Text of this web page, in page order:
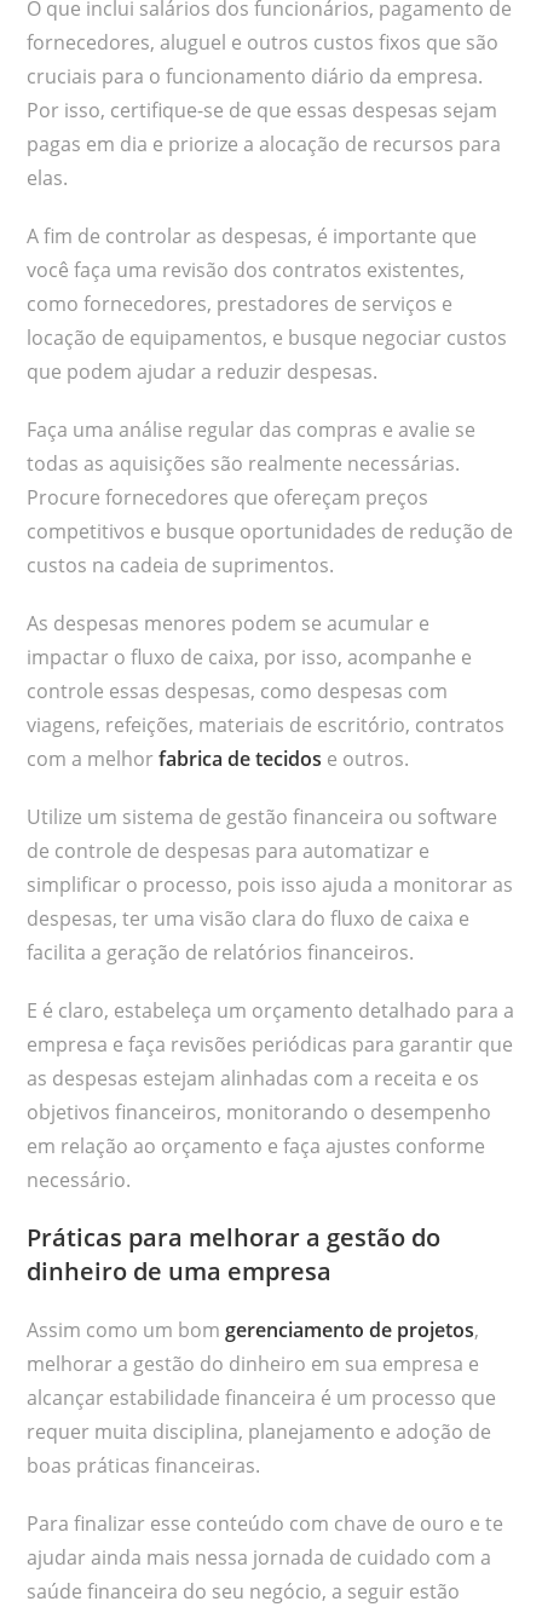
O que inclui salários dos funcionários, pagamento de
fornecedores, aluguel e outros custos fixos que são
cruciais para o funcionamento diário da empresa.
Por isso, certifique-se de que essas despesas sejam
pagas em dia e priorize a alocação de recursos para
elas.
A fim de controlar as despesas, é importante que
você faça uma revisão dos contratos existentes,
como fornecedores, prestadores de serviços e
locação de equipamentos, e busque negociar custos
que podem ajudar a reduzir despesas.
Faça uma análise regular das compras e avalie se
todas as aquisições são realmente necessárias.
Procure fornecedores que ofereçam preços
competitivos e busque oportunidades de redução de
custos na cadeia de suprimentos.
As despesas menores podem se acumular e
impactar o fluxo de caixa, por isso, acompanhe e
controle essas despesas, como despesas com
viagens, refeições, materiais de escritório, contratos
com a melhorfabrica de tecidos e outros.
Utilize um sistema de gestão financeira ou software
de controle de despesas para automatizar e
simplificar o processo, pois isso ajuda a monitorar as
despesas, ter uma visão clara do fluxo de caixa e
facilita a geração de relatórios financeiros.
E é claro, estabeleça um orçamento detalhado para a
empresa e faça revisões periódicas para garantir que
as despesas estejam alinhadas com a receita e os
objetivos financeiros, monitorando o desempenho
em relação ao orçamento e faça ajustes conforme
necessário.
Práticas para melhorar a gestão do
dinheiro de uma empresa
Assim como um bomgerenciamento de projetos,
melhorar a gestão do dinheiro em sua empresa e
alcançar estabilidade financeira é um processo que
requer muita disciplina, planejamento e adoção de
boas práticas financeiras.
Para finalizar esse conteúdo com chave de ouro e te
ajudar ainda mais nessa jornada de cuidado com a
saúde financeira do seu negócio, a seguir estão